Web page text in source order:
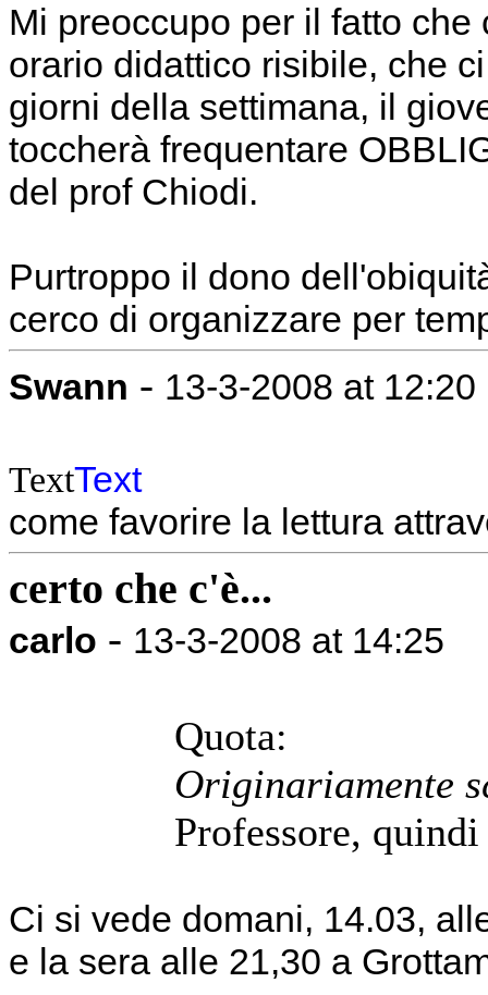
Mi preoccupo per il fatto
orario didattico risibile, che
giorni della settimana, il
toccherà frequentare
del prof Chiodi.
Purtroppo il dono
cerco di organizzare per
Swann - 13-3-2008 at 12:20
TextText
come favorire la lettura
certo che c'è...
carlo - 13-3-2008 at 14:25
Quota:
Originariamente
Professore,
Ci si vede domani, 14.03,
e la sera alle 21,30 a